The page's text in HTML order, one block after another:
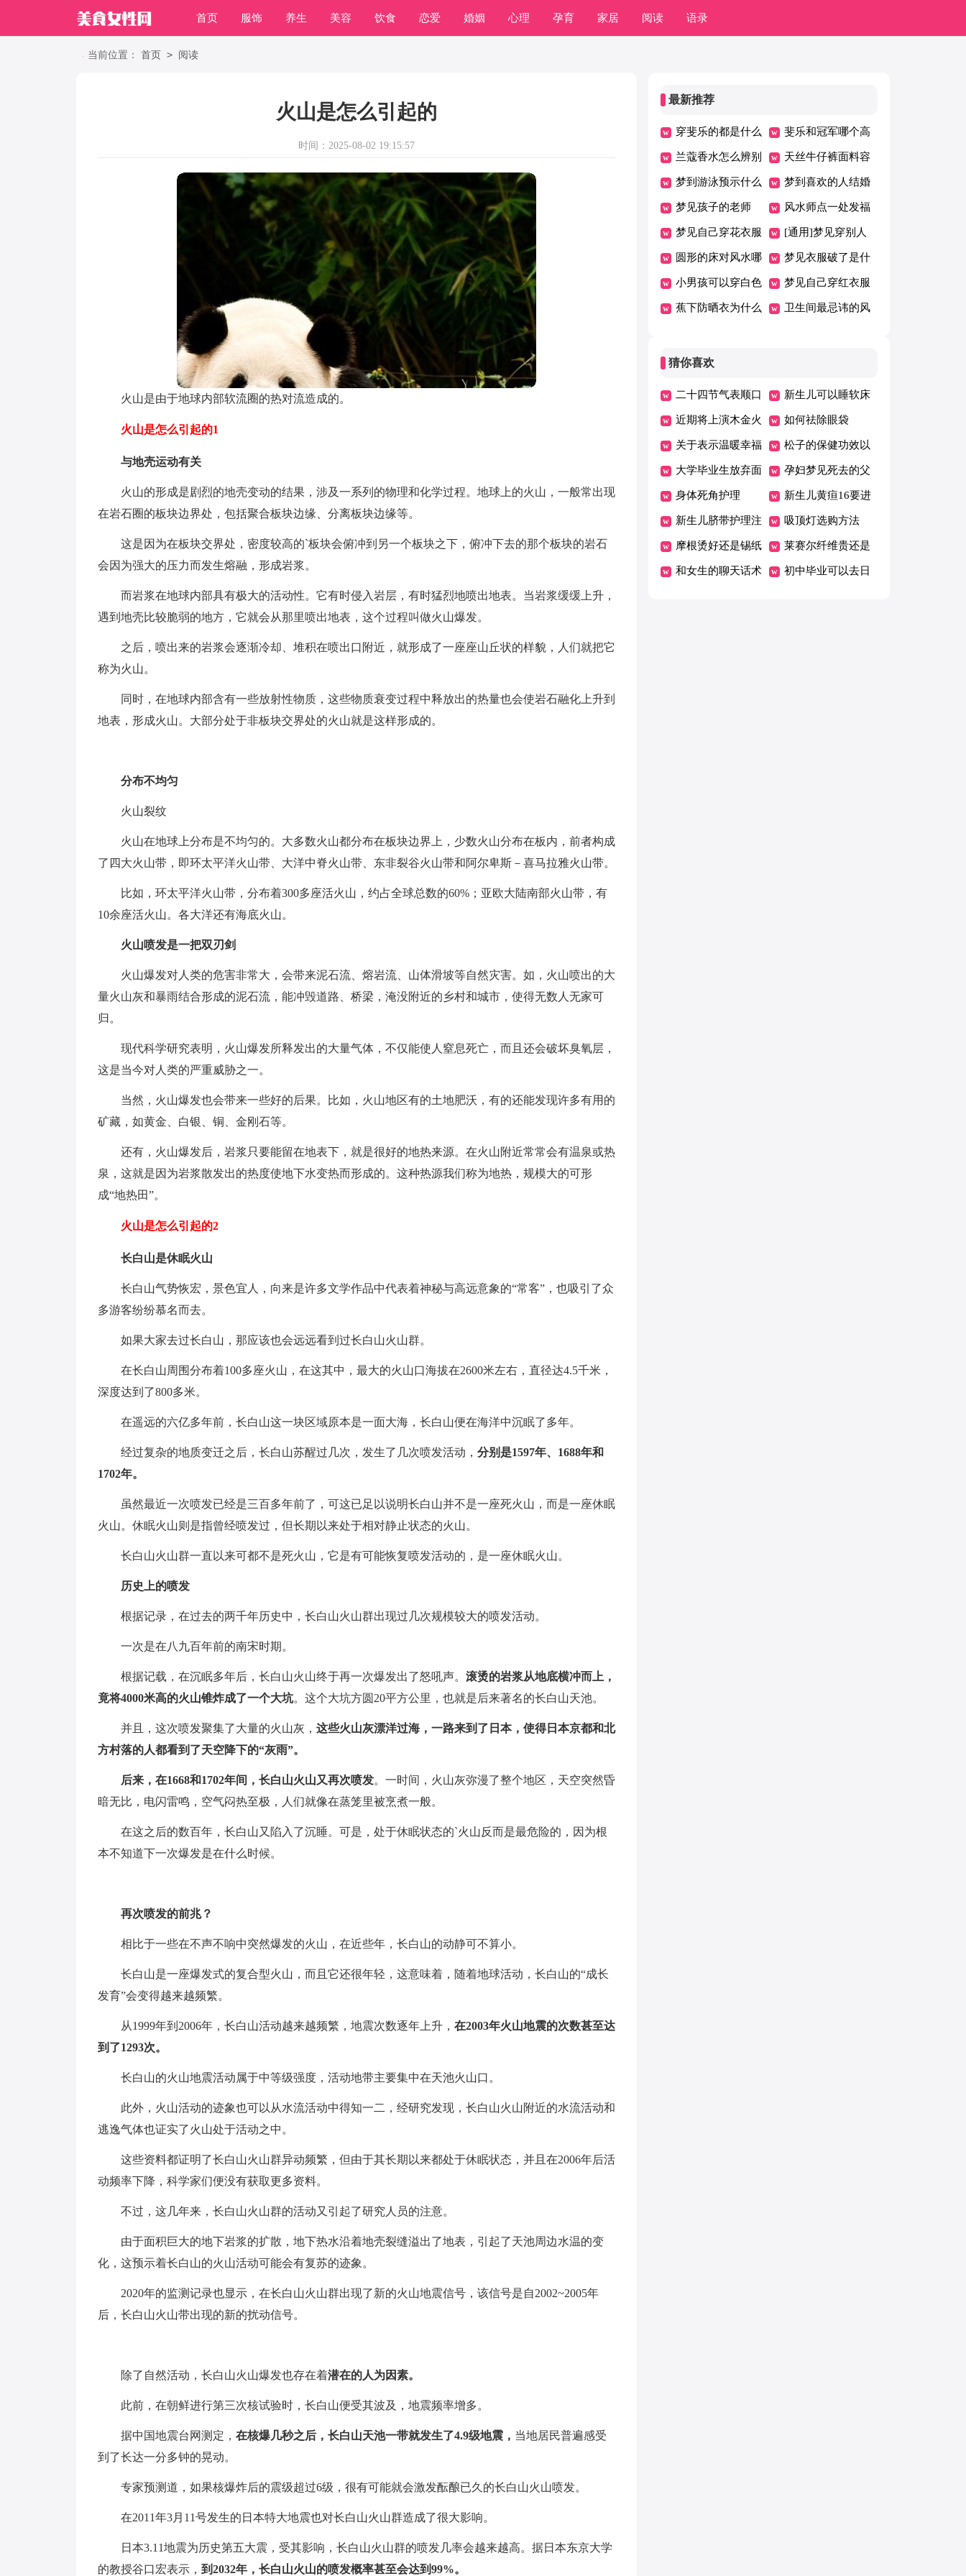
首页 服饰 养生 美容 饮食 恋爱 婚姻 心理 孕育 家居 阅读 语录
职场
当前位置： 首页 > 阅读
火山是怎么引起的
时间：2025-08-02 19:15:57
火山是由于地球内部软流圈的热对流造成的。
火山是怎么引起的1
与地壳运动有关
火山的形成是剧烈的地壳变动的结果，涉及一系列的物理和化学过程。地球上的火山，一般常出现
在岩石圈的板块边界处，包括聚合板块边缘、分离板块边缘等。
这是因为在板块交界处，密度较高的`板块会俯冲到另一个板块之下，俯冲下去的那个板块的岩石
会因为强大的压力而发生熔融，形成岩浆。
而岩浆在地球内部具有极大的活动性。它有时侵入岩层，有时猛烈地喷出地表。当岩浆缓缓上升，
遇到地壳比较脆弱的地方，它就会从那里喷出地表，这个过程叫做火山爆发。
之后，喷出来的岩浆会逐渐冷却、堆积在喷出口附近，就形成了一座座山丘状的样貌，人们就把它
称为火山。
同时，在地球内部含有一些放射性物质，这些物质衰变过程中释放出的热量也会使岩石融化上升到
地表，形成火山。大部分处于非板块交界处的火山就是这样形成的。
分布不均匀
火山裂纹
火山在地球上分布是不均匀的。大多数火山都分布在板块边界上，少数火山分布在板内，前者构成
了四大火山带，即环太平洋火山带、大洋中脊火山带、东非裂谷火山带和阿尔卑斯－喜马拉雅火山带。
比如，环太平洋火山带，分布着300多座活火山，约占全球总数的60%；亚欧大陆南部火山带，有
10余座活火山。各大洋还有海底火山。
火山喷发是一把双刃剑
火山爆发对人类的危害非常大，会带来泥石流、熔岩流、山体滑坡等自然灾害。如，火山喷出的大
量火山灰和暴雨结合形成的泥石流，能冲毁道路、桥梁，淹没附近的乡村和城市，使得无数人无家可
归。
现代科学研究表明，火山爆发所释发出的大量气体，不仅能使人窒息死亡，而且还会破坏臭氧层，
这是当今对人类的严重威胁之一。
当然，火山爆发也会带来一些好的后果。比如，火山地区有的土地肥沃，有的还能发现许多有用的
矿藏，如黄金、白银、铜、金刚石等。
还有，火山爆发后，岩浆只要能留在地表下，就是很好的地热来源。在火山附近常常会有温泉或热
泉，这就是因为岩浆散发出的热度使地下水变热而形成的。这种热源我们称为地热，规模大的可形
成“地热田”。
火山是怎么引起的2
长白山是休眠火山
长白山气势恢宏，景色宜人，向来是许多文学作品中代表着神秘与高远意象的“常客”，也吸引了众
多游客纷纷慕名而去。
如果大家去过长白山，那应该也会远远看到过长白山火山群。
在长白山周围分布着100多座火山，在这其中，最大的火山口海拔在2600米左右，直径达4.5千米，
深度达到了800多米。
在遥远的六亿多年前，长白山这一块区域原本是一面大海，长白山便在海洋中沉眠了多年。
经过复杂的地质变迁之后，长白山苏醒过几次，发生了几次喷发活动， 分别是1597年、1688年和
1702年。
虽然最近一次喷发已经是三百多年前了，可这已足以说明长白山并不是一座死火山，而是一座休眠
火山。休眠火山则是指曾经喷发过，但长期以来处于相对静止状态的火山。
长白山火山群一直以来可都不是死火山，它是有可能恢复喷发活动的，是一座休眠火山。
历史上的喷发
根据记录，在过去的两千年历史中，长白山火山群出现过几次规模较大的喷发活动。
一次是在八九百年前的南宋时期。
根据记载，在沉眠多年后，长白山火山终于再一次爆发出了怒吼声。 滚烫的岩浆从地底横冲而上，
竟将4000米高的火山锥炸成了一个大坑。这个大坑方圆20平方公里，也就是后来著名的长白山天池。
并且，这次喷发聚集了大量的火山灰， 这些火山灰漂洋过海，一路来到了日本，使得日本京都和北
方村落的人都看到了天空降下的“灰雨”。
后来，在1668和1702年间，长白山火山又再次喷发。一时间，火山灰弥漫了整个地区，天空突然昏
暗无比，电闪雷鸣，空气闷热至极，人们就像在蒸笼里被烹煮一般。
在这之后的数百年，长白山又陷入了沉睡。可是，处于休眠状态的`火山反而是最危险的，因为根
本不知道下一次爆发是在什么时候。
再次喷发的前兆？
相比于一些在不声不响中突然爆发的火山，在近些年，长白山的动静可不算小。
长白山是一座爆发式的复合型火山，而且它还很年轻，这意味着，随着地球活动，长白山的“成长
发育”会变得越来越频繁。
从1999年到2006年，长白山活动越来越频繁，地震次数逐年上升， 在2003年火山地震的次数甚至达
到了1293次。
长白山的火山地震活动属于中等级强度，活动地带主要集中在天池火山口。
此外，火山活动的迹象也可以从水流活动中得知一二，经研究发现，长白山火山附近的水流活动和
逃逸气体也证实了火山处于活动之中。
这些资料都证明了长白山火山群异动频繁，但由于其长期以来都处于休眠状态，并且在2006年后活
动频率下降，科学家们便没有获取更多资料。
不过，这几年来，长白山火山群的活动又引起了研究人员的注意。
由于面积巨大的地下岩浆的扩散，地下热水沿着地壳裂缝溢出了地表，引起了天池周边水温的变
化，这预示着长白山的火山活动可能会有复苏的迹象。
2020年的监测记录也显示，在长白山火山群出现了新的火山地震信号，该信号是自2002~2005年
后，长白山火山带出现的新的扰动信号。
除了自然活动，长白山火山爆发也存在着潜在的人为因素。
此前，在朝鲜进行第三次核试验时，长白山便受其波及，地震频率增多。
据中国地震台网测定， 在核爆几秒之后，长白山天池一带就发生了4.9级地震， 当地居民普遍感受
到了长达一分多钟的晃动。
专家预测道，如果核爆炸后的震级超过6级，很有可能就会激发酝酿已久的长白山火山喷发。
在2011年3月11号发生的日本特大地震也对长白山火山群造成了很大影响。
日本3.11地震为历史第五大震，受其影响，长白山火山群的喷发几率会越来越高。据日本东京大学
的教授谷口宏表示， 到2032年，长白山火山的喷发概率甚至会达到99%。
最新推荐
穿斐乐的都是什么
人
斐乐和冠军哪个高
档
兰蔻香水怎么辨别
真假
天丝牛仔裤面料容
易皱吗
梦到游泳预示什么 梦到喜欢的人结婚
了是什么意思
梦见孩子的老师 风水师点一处发福
至富的狠穴
梦见自己穿花衣服
是什么意思
[通用]梦见穿别人
的衣服
圆形的床对风水哪
里不好了
梦见衣服破了是什
么意思
小男孩可以穿白色
长袜吗
梦见自己穿红衣服
是什么意思
蕉下防晒衣为什么 卫生间最忌讳的风
猜你喜欢
二十四节气表顺口
溜
新生儿可以睡软床
吗
近期将上演木金火
土“四星连珠”奇观
如何祛除眼袋
关于表示温暖幸福
的句子
松子的保健功效以
及营养价值
大学毕业生放弃面
试成普遍现象
孕妇梦见死去的父
亲
身体死角护理 新生儿黄疸16要进
行治疗吗？
新生儿脐带护理注
意事项
吸顶灯选购方法
摩根烫好还是锡纸
烫好
莱赛尔纤维贵还是
棉贵
和女生的聊天话术 初中毕业可以去日